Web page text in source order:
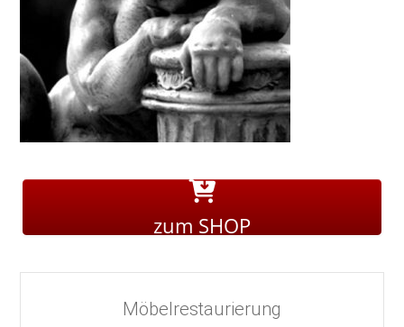
zum SHOP
Möbelrestaurierung